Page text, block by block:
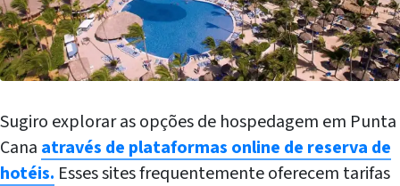
Sugiro explorar as opções de hospedagem em Punta
Cana através de plataformas online de reserva de
hotéis. Esses sites frequentemente oferecem tarifas